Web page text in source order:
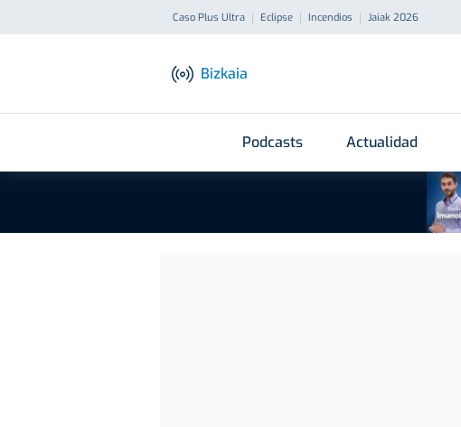
Caso Plus Ultra Eclipse Incendios Jaiak 2026
Bizkaia
Podcasts Actualidad